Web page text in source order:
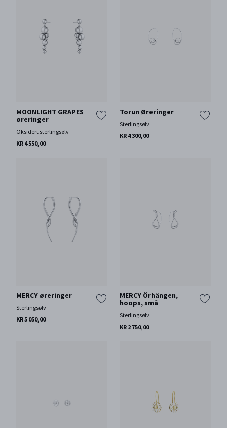
MOONLIGHT GRAPES
øreringer
Oksidert sterlingsølv
KR 4 550,00
Torun Øreringer
Sterlingsølv
KR 4 300,00
MERCY øreringer
Sterlingsølv
KR 5 050,00
MERCY Örhängen,
hoops, små
Sterlingsølv
KR 2 750,00